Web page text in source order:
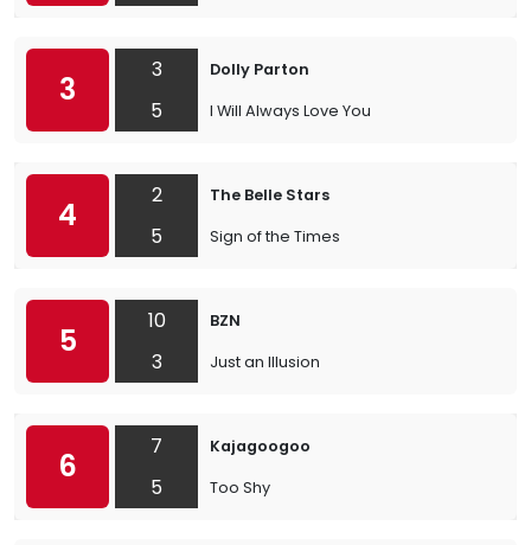
3
3
5
Dolly Parton
I Will Always Love You
4
2
5
The Belle Stars
Sign of the Times
5
10
3
BZN
Just an Illusion
6
7
5
Kajagoogoo
Too Shy